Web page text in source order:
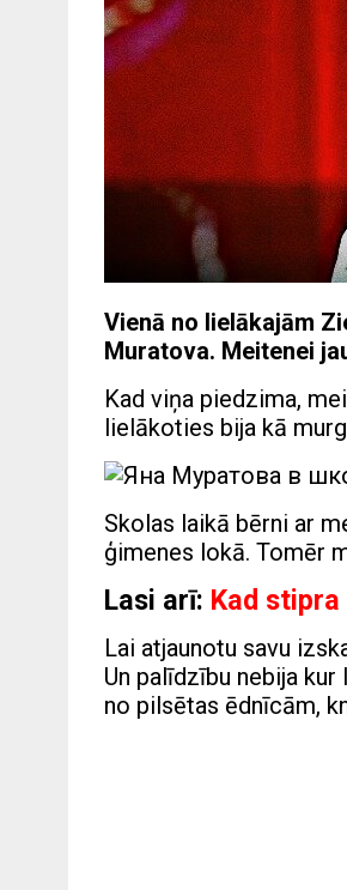
Vienā no lielākajām
Muratova. Meitenei
Kad viņa piedzima,
lielākoties bija kā
Skolas laikā bērni ar
ģimenes lokā. Tomēr
Lasi arī: Kad
Lai atjaunotu savu
Un palīdzību nebija
no pilsētas ēdnīcām,